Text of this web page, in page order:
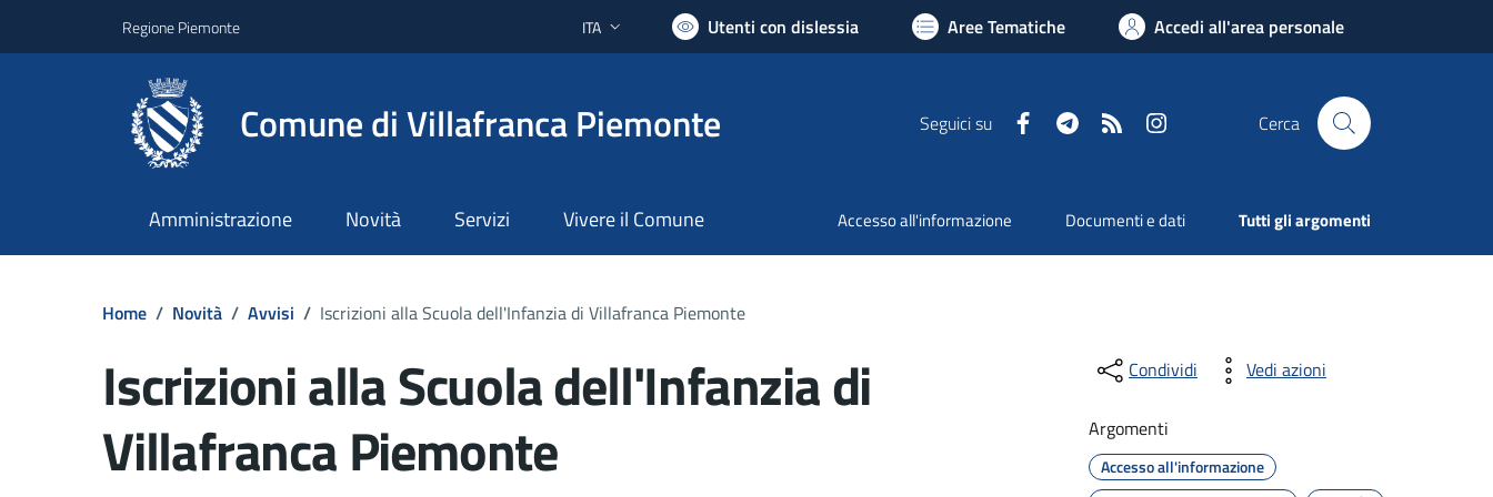
Regione Piemonte Lingua attiva:
ITA Utenti con dislessia Aree Tematiche Accedi all'area personale
Comune di Villafranca Piemonte Seguici su FacebookTelegramRSS Cerca
Amministrazione Novità Servizi Vivere il Comune Accesso all'informazione Documenti e dati Tutti gli argomenti
Home / Novità / Avvisi / Iscrizioni alla Scuola dell'Infanzia di Villafranca Piemonte
Iscrizioni alla Scuola dell'Infanzia di
Villafranca Piemonte
Condividi Vedi azioni
Argomenti
Accesso all'informazione